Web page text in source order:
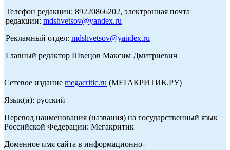
Телефон редакции: 89220866202, электронная почта
редакции: mdshvetsov@yandex.ru
Рекламный отдел: mdshvetsov@yandex.ru
Главный редактор Швецов Максим Дмитриевич
Сетевое издание megacritic.ru (МЕГАКРИТИК.РУ)
Язык(и): русский
Перевод наименования (названия) на государственный язык
Российской Федерации: Мегакритик
Доменное имя сайта в информационно-